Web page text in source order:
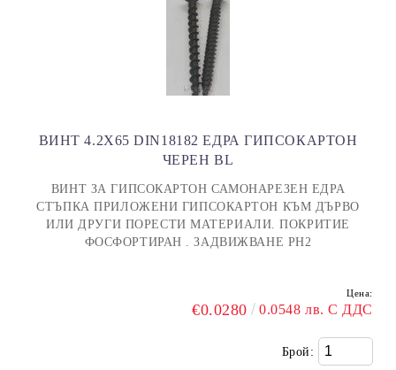
ВИНТ 4.2X65 DIN18182 ЕДРА ГИПСОКАРТОН
ЧЕРЕН BL
ВИНТ ЗА ГИПСОКАРТОН САМОНАРЕЗЕН ЕДРА
СТЪПКА ПРИЛОЖЕНИ ГИПСОКАРТОН КЪМ ДЪРВО
ИЛИ ДРУГИ ПОРЕСТИ МАТЕРИАЛИ. ПОКРИТИЕ
ФОСФОРТИРАН . ЗАДВИЖВАНЕ PH2
Цена:
€0.0280 0.0548 лв. С ДДС
Брой: